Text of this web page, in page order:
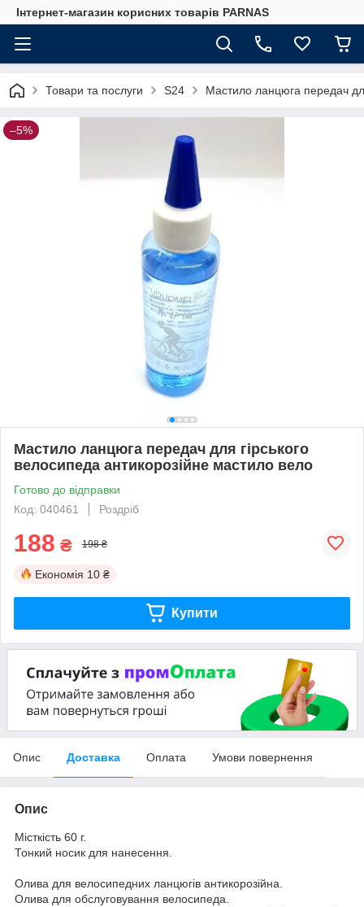
Інтернет-магазин корисних товарів PARNAS
Товари та послуги S24 Мастило ланцюга передач
–5%
Мастило ланцюга передач для гірського
велосипеда антикорозійне мастило вело
Готово до відправки
Код: 040461
Роздріб
188 ₴ 198 ₴
Економія 10 ₴
Купити
Опис Доставка Оплата Умови повернення
Опис
Місткість 60 г.
Тонкий носик для нанесення.
Олива для велосипедних ланцюгів антикорозійна.
Олива для обслуговування велосипеда.